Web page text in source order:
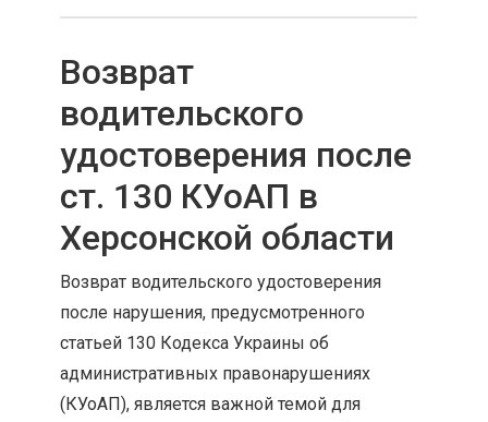
Возврат
водительского
удостоверения после
ст. 130 КУоАП в
Херсонской области
Возврат водительского удостоверения
после нарушения, предусмотренного
статьей 130 Кодекса Украины об
административных правонарушениях
(КУоАП), является важной темой для